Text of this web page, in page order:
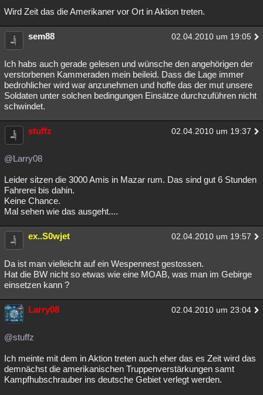
Wird Zeit das die Amerikaner vor Ort in Aktion treten.
sem88 02.04.2010 um 19:05
Ich habs auch gerade gelesen und wünsche den angehörigen der
verstorbenen Kammeraden mein beileid. Dass die Lage immer
bedrohlicher wird war anzunehmen und hoffe das der mut unsere
Soldaten unter solchen bedingungen Einsätze durchzuführen nicht
schwindet.
stuffz 02.04.2010 um 19:37
@Larry08
Leider sitzen die 3000 Amis in Mazar rum. Das sind gut 6 Stunden
Fahrerei bis dahin.
Keine Chance.
Mal sehen wie das ausgeht....
ex..S0wjet 02.04.2010 um 19:57
Da ist man vielleicht auf ein Wespennest gestossen.
Hat die BW nicht so etwas wie eine MOAB, was man im Gebirge
einsetzen kann ?
Larry08 02.04.2010 um 23:04
@stuffz
Ich meinte mit dem in Aktion treten auch eher das es Zeit wird das
demnächst die amerikanischen Truppenverstärkungen samt
Kampfhubschrauber ins deutsche Gebiet verlegt werden.